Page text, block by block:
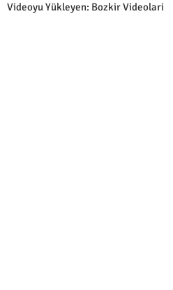
Videoyu Yükleyen: Bozkir Videolari